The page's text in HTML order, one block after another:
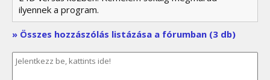
ilyennek a program.
» Összes hozzászólás listázása a fórumban (3 db)